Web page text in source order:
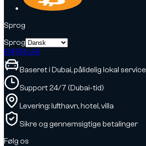
Sprog
Sprog
ENFRRUAR
Baseret i Dubai, pålidelig lokal service
Support 24/7 (Dubai-tid)
Levering: lufthavn, hotel, villa
Sikre og gennemsigtige betalinger
Følg os